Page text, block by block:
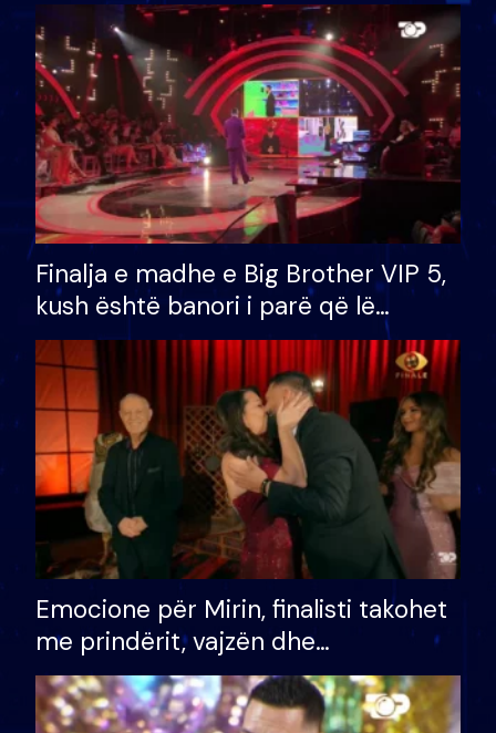
Finalja e madhe e Big Brother VIP 5,
kush është banori i parë që lë
shtëpinë dhe humb mundësinë për
të fituar çmimin e madh
Emocione për Mirin, finalisti takohet
me prindërit, vajzën dhe
bashkëshorten: S’kemi ndonjë letër
divorci apo jo?